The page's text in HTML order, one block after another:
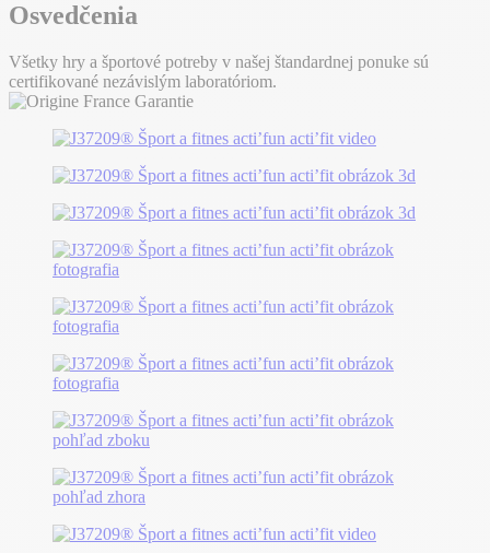
Osvedčenia
Všetky hry a športové potreby v našej štandardnej ponuke sú
certifikované nezávislým laboratóriom.